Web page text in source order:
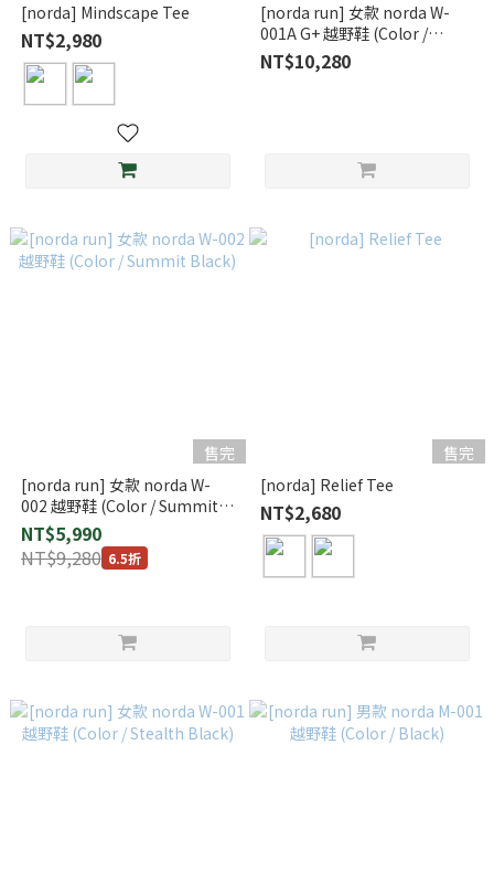
[norda] Mindscape Tee
NT$2,980
[norda run] 女款 norda W-
001A G+ 越野鞋 (Color /
Stealth Black)
NT$10,280
售完
[norda run] 女款 norda W-
002 越野鞋 (Color / Summit
Black)
NT$5,990
NT$9,280 6.5折
售完
[norda] Relief Tee
NT$2,680